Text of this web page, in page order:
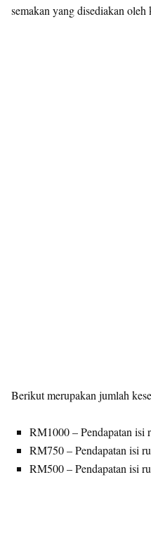
semakan yang disediakan oleh
Berikut merupakan jumlah
RM1000 – Pendapatan isi
RM750 – Pendapatan isi
RM500 – Pendapatan isi